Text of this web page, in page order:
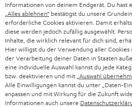
Lieferumfang
ULTIMA 40 KOMBO VINYL 250
2 × Stand-Lautsprecher UL 40 Mk3 18
1 × Stoffrahmen m. Logo für UL 40
Informationen von deinem Endgerät. Du hast
„Alles ablehnen“ bestätigst du unsere
erforderliche Cookies aktivieren. Damit
diese werden jedoch zufällig ausgewählt.
Inhalte, die wirklich relevant für dich sind,
Hier willigst du der Verwendung aller
der Verarbeitung deiner Daten in Staaten
eine individuelle Auswahl kannst du jede
bzw. deaktivieren und mit „Auswahl
Alle Einwilligungen kannst du unter „Daten-
anpassen und mit Wirkung für die Zukunft
Informationen auch unsere